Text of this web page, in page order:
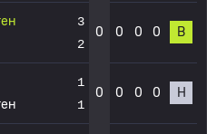
3
2
0 0 0 0 В
1
1
0 0 0 0 Н